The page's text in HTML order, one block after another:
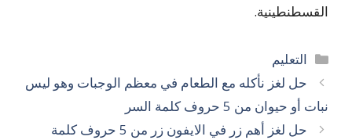
القسطنطينية.
التصنيفات
التعليم
حل لغز نأكله مع الطعام في معظم الوجبات وهو ليس
نبات أو حيوان من 5 حروف كلمة السر
حل لغز أهم زر في الايفون زر من 5 حروف كلمة